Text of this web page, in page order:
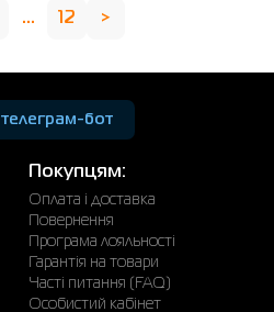
... 12 >
телеграм-бот
Покупцям:
Оплата і доставка
Повернення
Програма лояльності
Гарантія на товари
Часті питання (FAQ)
Особистий кабінет